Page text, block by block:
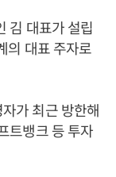
김 대표가 설립
의 대표 주자로
가 최근 방한해
트뱅크 등 투자